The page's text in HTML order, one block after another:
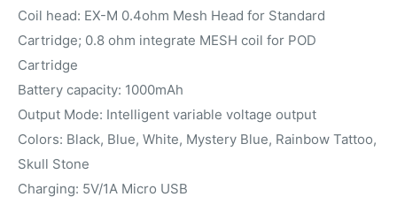
Coil head: EX-M 0.4ohm Mesh Head for Standard
Cartridge; 0.8 ohm integrate MESH coil for POD
Cartridge
Battery capacity: 1000mAh
Output Mode: Intelligent variable voltage output
Colors: Black, Blue, White, Mystery Blue, Rainbow Tattoo,
Skull Stone
Charging: 5V/1A Micro USB